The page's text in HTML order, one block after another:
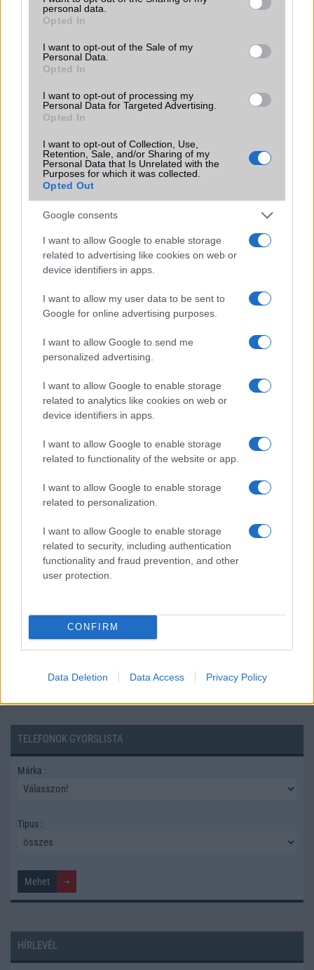
grant or deny consent to Google and its third-party tags to
use your data for below specified purposes in below Google
consent section.
personal data.
Opted In
I want to opt-out of the Sale of my
Personal Data.
Opted In
I want to opt-out of processing my
Personal Data for Targeted Advertising.
Opted In
I want to opt-out of Collection, Use,
Retention, Sale, and/or Sharing of my
Personal Data that Is Unrelated with the
Purposes for which it was collected.
Opted Out
Google consents
I want to allow Google to enable storage
related to advertising like cookies on web or
device identifiers in apps.
I want to allow my user data to be sent to
Google for online advertising purposes.
I want to allow Google to send me
personalized advertising.
I want to allow Google to enable storage
related to analytics like cookies on web or
device identifiers in apps.
I want to allow Google to enable storage
related to functionality of the website or app.
I want to allow Google to enable storage
related to personalization.
I want to allow Google to enable storage
related to security, including authentication
functionality and fraud prevention, and other
user protection.
CONFIRM
Data Deletion Data Access Privacy Policy
Látványos változás kezdődött a OnePlus európai működésében, amely
tovább erősíti az OPPO-val való egyesülésről szóló találgatásokat.
A OnePlus nem tűnik el, de elveszti
önállóságát: az OPPO-ba olvad a legendás
márka
2026.06.25
Újabb átszervezési pletykák szerint az OPPO, a OnePlus és a realme
egyetlen struktúrába olvadhat össze.
A OnePlus 16 végre elhozhatja a
kávamentes kijelzők korszakát
2026.06.16
Egy új szivárgás szerint a OnePlus 16 minden eddiginél vékonyabb
kijelzőkeretekkel és rendkívül magas képfrissítéssel érkezhet.
Hatalmas akkumulátorral érkezett a
OnePlus Nord CE6 Lite
7000 mAh-s telep, 144 Hz-es kijelző és új MediaTek chip az elérhetőbb
árkategóriában.
Brutális akkumulátorral érkezett a
OnePlus Nord CE6
Snapdragon 7s Gen 4 chip, 8000 mAh-s telep és extrém strapabíróság a
középkategóriában.
Összeolvad a OnePlus és a Realme – új
korszak kezdődik a mobilpiacon
Egységes termékfejlesztés jöhet, de veszélybe kerülhet a márkák
egyedisége.
További hírek
Keressen a telefonboltok ajánlatai között!
TELEFONOK GYORSLISTA
Márka :
Tipus :
HÍRLEVÉL